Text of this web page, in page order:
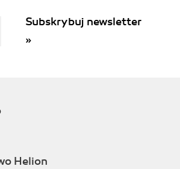
Subskrybuj newsletter
»
Helion